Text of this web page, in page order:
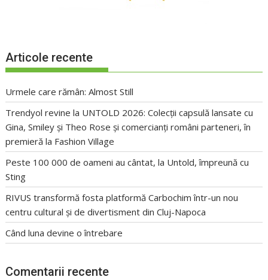
Articole recente
Urmele care rămân: Almost Still
Trendyol revine la UNTOLD 2026: Colecții capsulă lansate cu
Gina, Smiley și Theo Rose și comercianți români parteneri, în
premieră la Fashion Village
Peste 100 000 de oameni au cântat, la Untold, împreună cu
Sting
RIVUS transformă fosta platformă Carbochim într-un nou
centru cultural și de divertisment din Cluj-Napoca
Când luna devine o întrebare
Comentarii recente